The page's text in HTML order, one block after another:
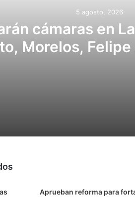
5 agosto, 2026
cámaras en
Morelos,
“huachicoleras” en Tula de
Aprueban reforma para